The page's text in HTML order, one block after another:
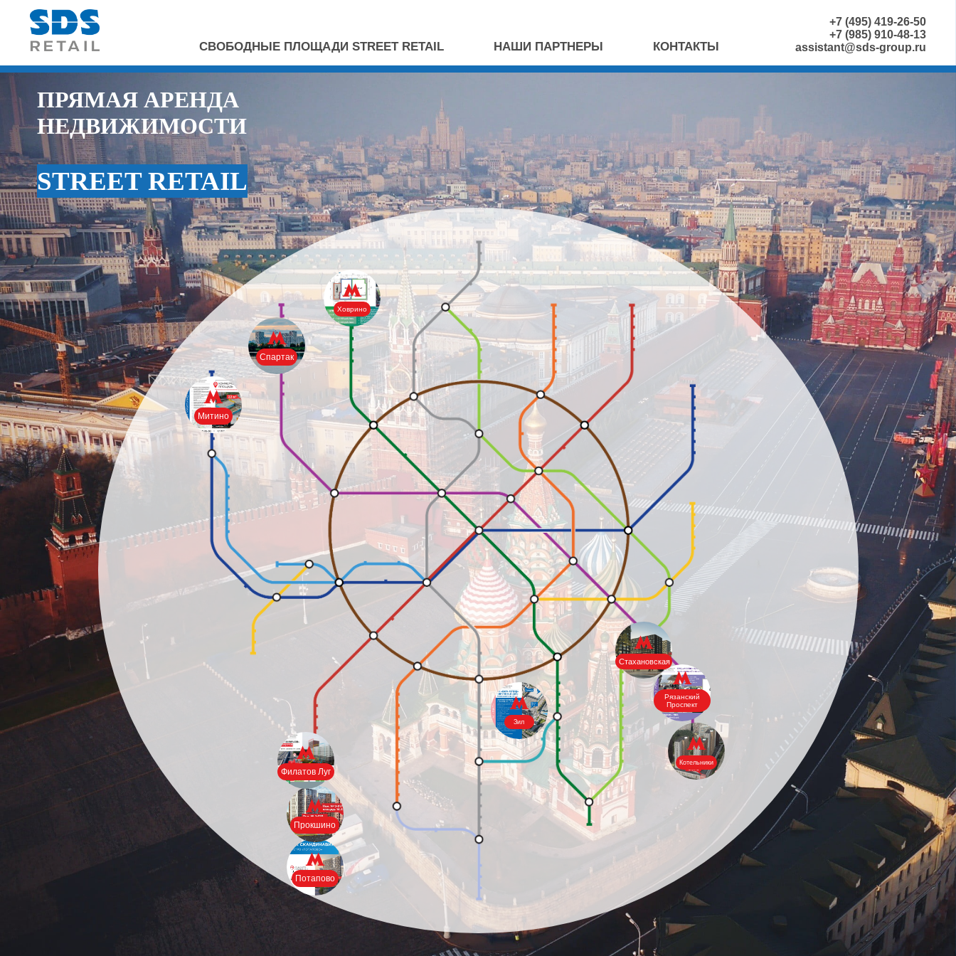
СВОБОДНЫЕ ПЛОЩАДИ STREET RETAIL НАШИ ПАРТНЕРЫ КОНТАКТЫ
+7 (495) 419-26-50
+7 (985) 910-48-13
assistant@sds-group.ru
ПРЯМАЯ АРЕНДА
НЕДВИЖИМОСТИ
STREET RETAIL
Спартак
Зил
Котельники
Стахановская
Рязанский
Проспект
Потапово
Ховрино
Прокшино
Филатов Луг
Митино